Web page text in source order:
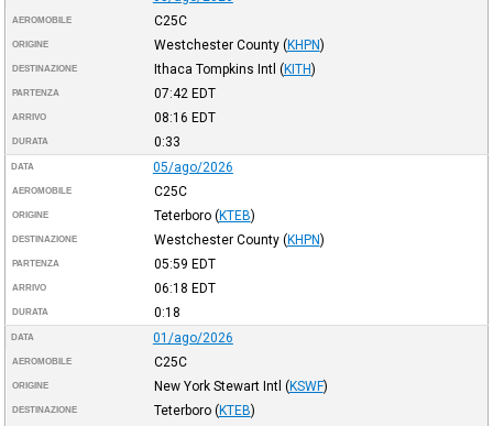
AEROMOBILE C25C
ORIGINE Westchester County (KHPN)
DESTINAZIONE Ithaca Tompkins Intl (KITH)
PARTENZA 07:42 EDT
ARRIVO 08:16 EDT
DURATA 0:33
DATA 05/ago/2026
AEROMOBILE C25C
ORIGINE Teterboro (KTEB)
DESTINAZIONE Westchester County (KHPN)
PARTENZA 05:59 EDT
ARRIVO 06:18 EDT
DURATA 0:18
DATA 01/ago/2026
AEROMOBILE C25C
ORIGINE New York Stewart Intl (KSWF)
DESTINAZIONE Teterboro (KTEB)